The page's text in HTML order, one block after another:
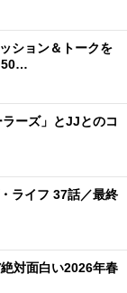
ション＆トークを
ーズ」とJJとのコ
ライフ 37話／最終
対面白い2026年春